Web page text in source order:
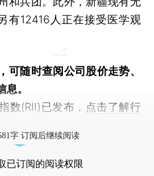
有12416人正在接受医学观
，可随时查阅公司股价走势、
。
(RII)已发布， 点击了解行
字 订阅后继续阅读
已订阅的阅读权限